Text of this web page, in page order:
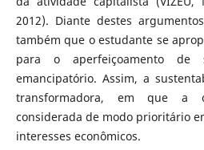
2012). Diante destes
também que o estudante se
para o aperfeiçoamento
emancipatório. Assim, a
transformadora, em que a
considerada de modo prioritário
interesses econômicos.